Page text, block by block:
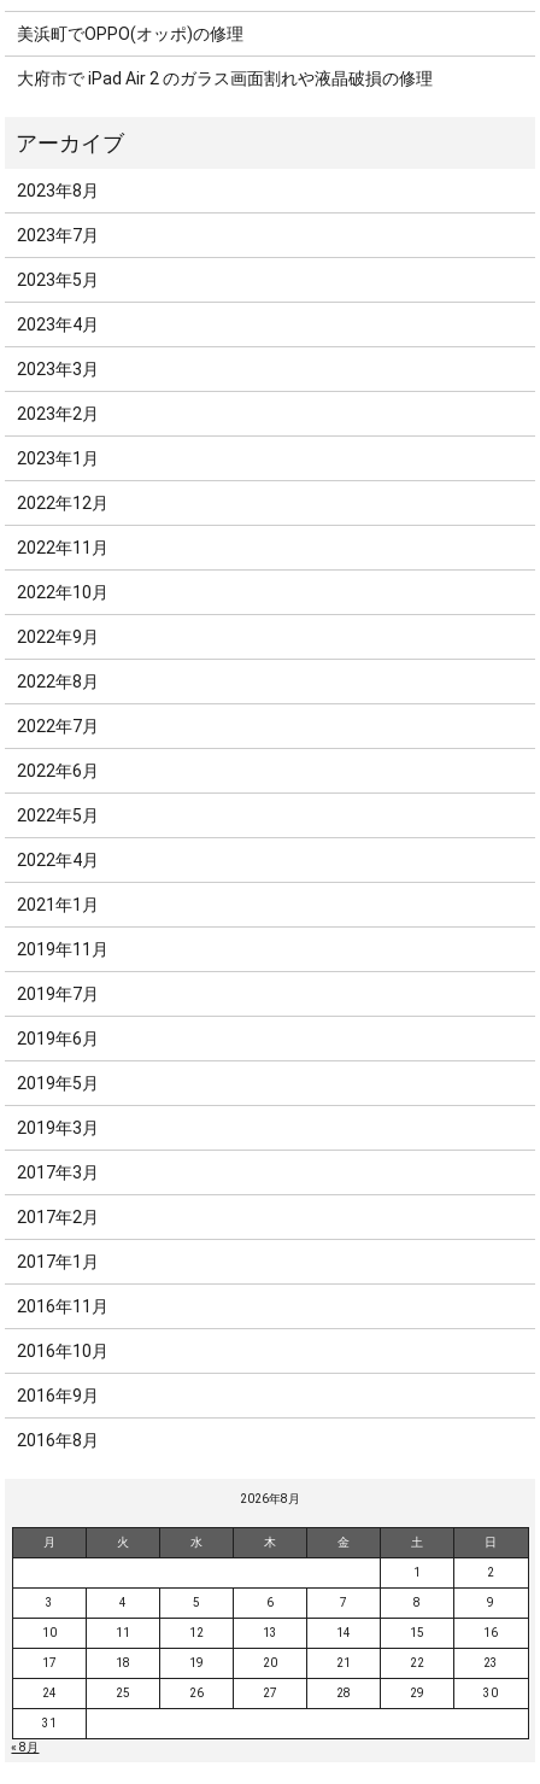
美浜町でOPPO(オッポ)の修理
大府市で iPad Air 2 のガラス画面割れや液晶破損の修理
2023年8月
2023年7月
2023年5月
2023年4月
2023年3月
2023年2月
2023年1月
2022年12月
2022年11月
2022年10月
2022年9月
2022年8月
2022年7月
2022年6月
2022年5月
2022年4月
2021年1月
2019年11月
2019年7月
2019年6月
2019年5月
2019年3月
2017年3月
2017年2月
2017年1月
2016年11月
2016年10月
2016年9月
2016年8月
2026年8月
月 火 水 木 金 土 日
1 2
3 4 5 6 7 8 9
10 11 12 13 14 15 16
17 18 19 20 21 22 23
24 25 26 27 28 29 30
31
« 8月